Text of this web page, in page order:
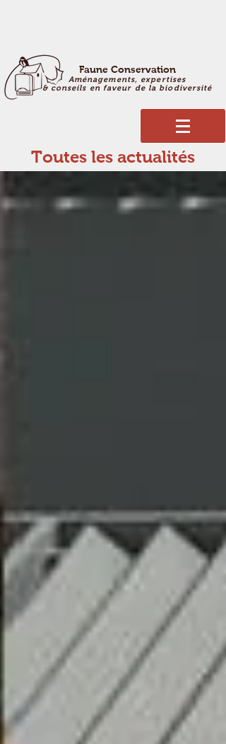
Faune Conservation
Aménagements, expertises
& conseils en faveur de la biodiversité
Toutes les actualités